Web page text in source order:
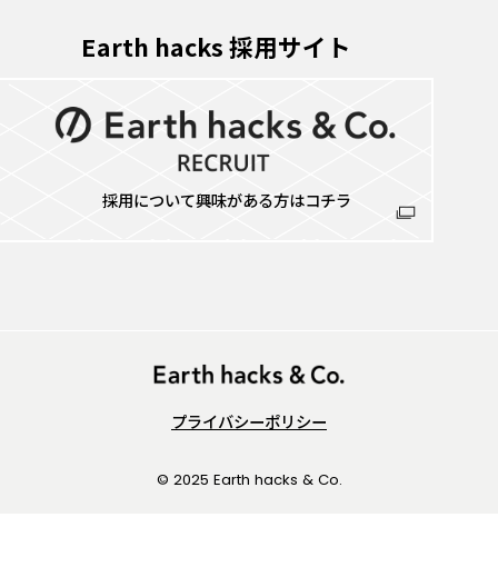
Earth hacks 採用サイト
採用について興味がある方はコチラ
プライバシーポリシー
© 2025 Earth hacks & Co.